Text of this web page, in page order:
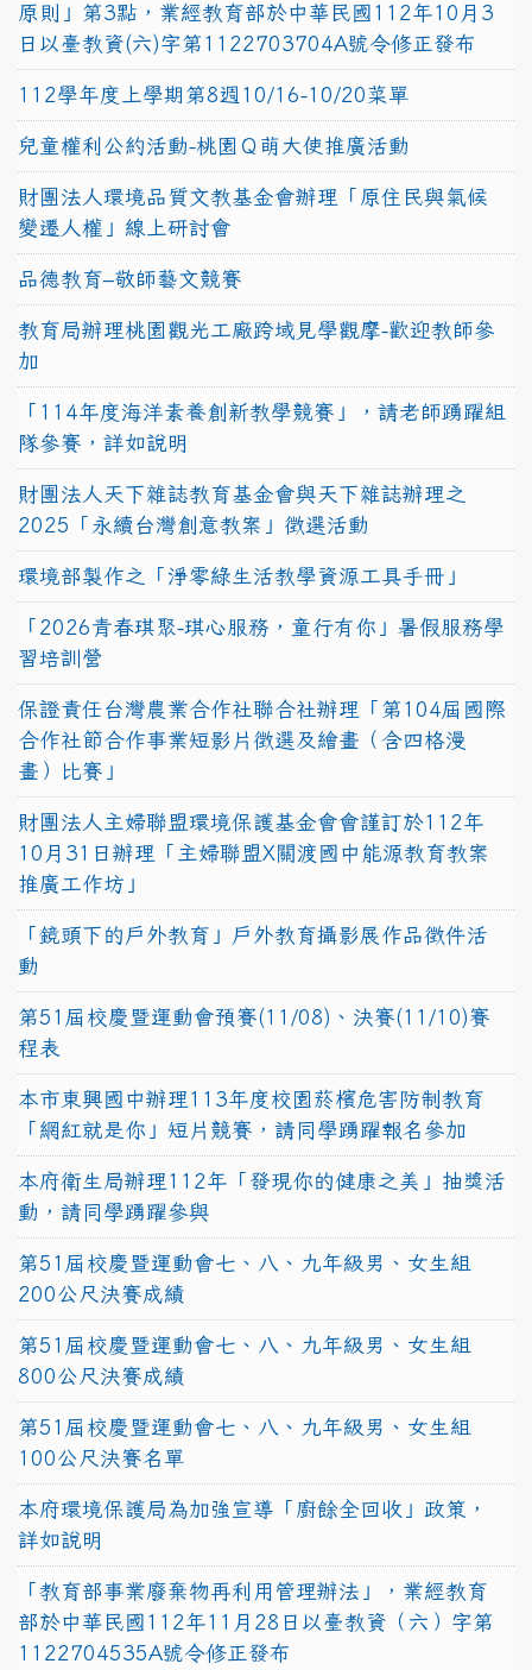
原則」第3點，業經教育部於中華民國112年10月3
日以臺教資(六)字第1122703704A號令修正發布
112學年度上學期第8週10/16-10/20菜單
兒童權利公約活動-桃園Ｑ萌大使推廣活動
財團法人環境品質文教基金會辦理「原住民與氣候
變遷人權」線上研討會
品德教育–敬師藝文競賽
教育局辦理桃園觀光工廠跨域見學觀摩-歡迎教師參
加
「114年度海洋素養創新教學競賽」，請老師踴躍組
隊參賽，詳如說明
財團法人天下雜誌教育基金會與天下雜誌辦理之
2025「永續台灣創意教案」徵選活動
環境部製作之「淨零綠生活教學資源工具手冊」
「2026青春琪聚-琪心服務，童行有你」暑假服務學
習培訓營
保證責任台灣農業合作社聯合社辦理「第104屆國際
合作社節合作事業短影片徵選及繪畫（含四格漫
畫）比賽」
財團法人主婦聯盟環境保護基金會會謹訂於112年
10月31日辦理「主婦聯盟X關渡國中能源教育教案
推廣工作坊」
「鏡頭下的戶外教育」戶外教育攝影展作品徵件活
動
第51屆校慶暨運動會預賽(11/08)、決賽(11/10)賽
程表
本市東興國中辦理113年度校園菸檳危害防制教育
「網紅就是你」短片競賽，請同學踴躍報名參加
本府衛生局辦理112年「發現你的健康之美」抽獎活
動，請同學踴躍參與
第51屆校慶暨運動會七、八、九年級男、女生組
200公尺決賽成績
第51屆校慶暨運動會七、八、九年級男、女生組
800公尺決賽成績
第51屆校慶暨運動會七、八、九年級男、女生組
100公尺決賽名單
本府環境保護局為加強宣導「廚餘全回收」政策，
詳如說明
「教育部事業廢棄物再利用管理辦法」，業經教育
部於中華民國112年11月28日以臺教資（六）字第
1122704535A號令修正發布